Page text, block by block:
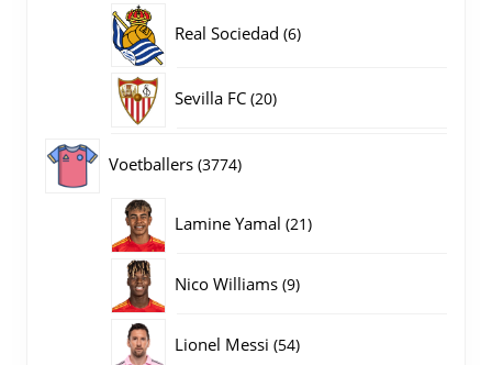
Real Sociedad 66
Sevilla FC 2020
Voetballers 37743774
Lamine Yamal 2121
Nico Williams 99
Lionel Messi 5454